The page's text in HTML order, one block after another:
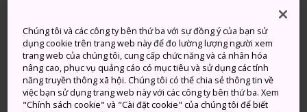
Phương thức di chuyển
Chúng tôi và các công ty bên thứ ba với sự đồng ý của bạn sử
dụng cookie trên trang web này để đo lường lượng người xem
trang web của chúng tôi, cung cấp chức năng và cá nhân hóa
nâng cao, phục vụ quảng cáo có mục tiêu và sử dụng các tính
năng truyền thông xã hội. Chúng tôi có thể chia sẻ thông tin về
việc bạn sử dụng trang web này với các công ty bên thứ ba. Xem
"Chính sách cookie" và "Cài đặt cookie" của chúng tôi để biết